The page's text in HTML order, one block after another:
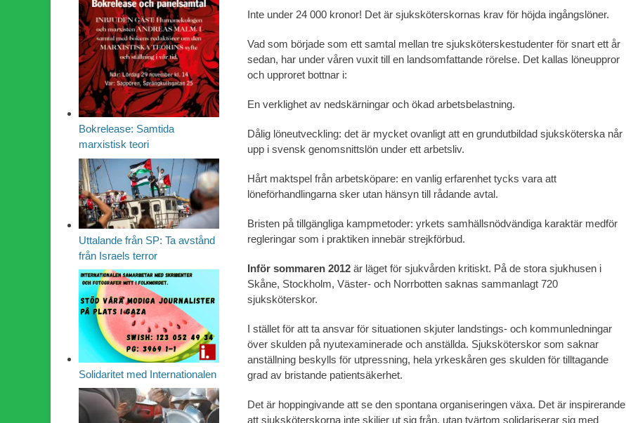
Inte under 24 000 kronor! Det är sjuksköterskornas krav för höjda ingångslöner.
Vad som började som ett samtal mellan tre sjuksköterskestudenter för snart ett år
sedan, har under våren vuxit till en landsomfattande rörelse. Det kallas löneuppror
och upproret bottnar i:
En verklighet av nedskärningar och ökad arbetsbelastning.
Dålig löneutveckling: det är mycket ovanligt att en grundutbildad sjuksköterska når
upp i svensk genomsnittslön under ett arbetsliv.
Hårt maktspel från arbetsköpare: en vanlig erfarenhet tycks vara att
löneförhandlingarna sker utan hänsyn till rådande avtal.
Bristen på tillgängliga kampmetoder: yrkets samhällsnödvändiga karaktär medför
regleringar som i praktiken innebär strejkförbud.
Inför sommaren 2012 är läget för sjukvården kritiskt. På de stora sjukhusen i
Skåne, Stockholm, Väster- och Norrbotten saknas sammanlagt 720
sjuksköterskor.
I stället för att ta ansvar för situationen skjuter landstings- och kommunledningar
över skulden på nyutexaminerade och anställda. Sjuksköterskor som saknar
anställning beskylls för utpressning, hela yrkeskåren ges skulden för tilltagande
grad av bristande patientsäkerhet.
Det är hoppingivande att se den spontana organiseringen växa. Det är inspirerande
att sjuksköterskorna inte skiljer ut sig från, utan tvärtom solidariserar sig med
Bokrelease: Samtida
marxistisk teori
Uttalande från SP: Ta avstånd
från Israels terror
Solidaritet med Internationalen